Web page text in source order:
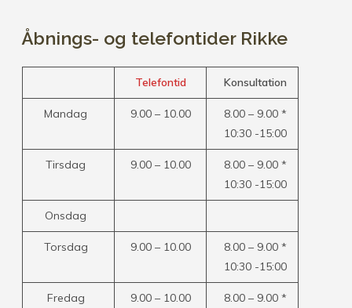
Åbnings- og telefontider Rikke
Telefontid Konsultation
Mandag 9.00 – 10.00
8.00 – 9.00 *
10:30 -15:00
Tirsdag 9.00 – 10.00
8.00 – 9.00 *
10:30 -15:00
Onsdag
Torsdag 9.00 – 10.00
8.00 – 9.00 *
10:30 -15:00
Fredag 9.00 – 10.00
8.00 – 9.00 *